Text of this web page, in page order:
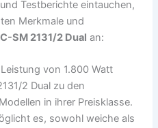
Testberichte eintauchen,
Merkmale und
SM 2131/2 Dual an:
von 1.800 Watt
2 Dual zu den
in ihrer Preisklasse.
es, sowohl weiche als